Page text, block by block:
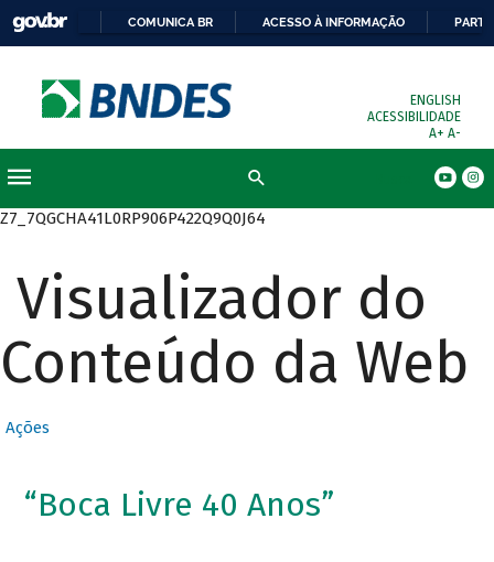
COMUNICA BR ACESSO À INFORMAÇÃO
ENGLISH
ACESSIBILIDADE
A+ A-
Z7_7QGCHA41L0RP906P422Q9Q0J64
Visualizador do
Conteúdo da Web
Ações
“Boca Livre 40 Anos”